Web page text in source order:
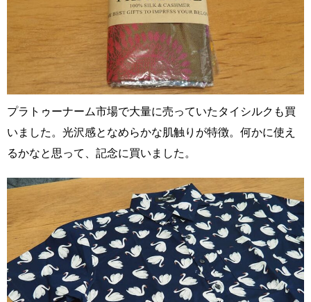
プラトゥーナーム市場で大量に売っていたタイシルクも買
いました。光沢感となめらかな肌触りが特徴。何かに使え
るかなと思って、記念に買いました。